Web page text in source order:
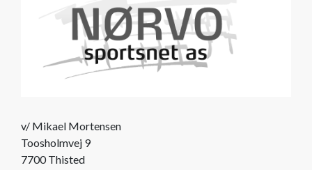
v/ Mikael Mortensen
Toosholmvej 9
7700 Thisted